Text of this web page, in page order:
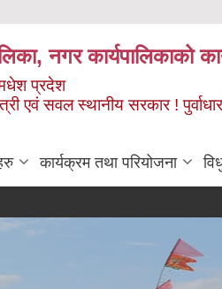
नगर कार्यपालिकाको
मधेश प्रदेश
एवं सवल स्थानीय सरकार !
कार्यक्रम तथा परियोजना